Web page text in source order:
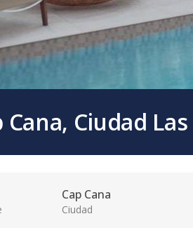
Ciudad Las
Cap Cana
Ciudad